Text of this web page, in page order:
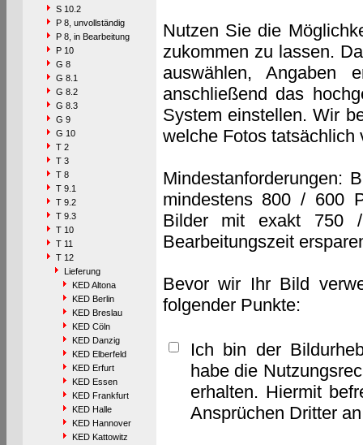
S 10.2
P 8, unvollständig
P 8, in Bearbeitung
P 10
G 8
G 8.1
G 8.2
G 8.3
G 9
G 10
T 2
T 3
T 8
T 9.1
T 9.2
T 9.3
T 10
T 11
T 12
Lieferung
KED Altona
KED Berlin
KED Breslau
KED Cöln
KED Danzig
KED Elberfeld
KED Erfurt
KED Essen
KED Frankfurt
KED Halle
KED Hannover
KED Kattowitz
Nutzen Sie die
zukommen zu lassen.
auswählen, Angaben
anschließend das
System einstellen. Wir
welche Fotos tatsächlich
Mindestanforderungen:
mindestens 800 / 600
Bilder mit exakt 750
Bearbeitungszeit
Bevor wir Ihr Bild
folgender Punkte:
Ich bin der
habe die
erhalten. Hiermit
Ansprüchen Dritter